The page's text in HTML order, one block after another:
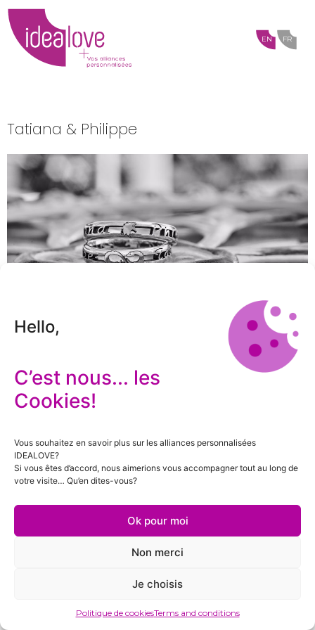
Hello,
C’est nous... les
Cookies!
Vous souhaitez en savoir plus sur les alliances personnalisées
IDEALOVE?
Si vous êtes d’accord, nous aimerions vous accompagner tout au long de
votre visite… Qu’en dites-vous?
Ok pour moi
Non merci
Je choisis
Politique de cookiesTerms and conditions
FR
EN
Tatiana & Philippe